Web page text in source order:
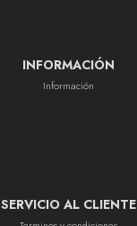
INFORMACIÓN
Información
SERVICIO AL CLIENTE